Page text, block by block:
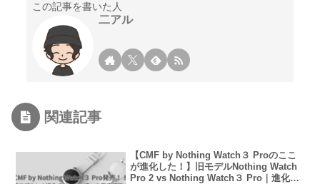
この記事を書いた人
二アル
関連記事
【CMF by Nothing Watch３ Proのここ
が進化した！】旧モデルNothing Watch
Pro 2 vs Nothing Watch３ Pro｜進化ポ